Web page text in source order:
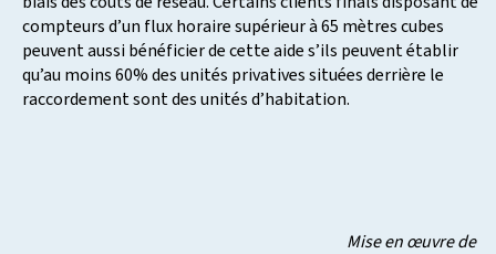
compteurs d’un flux horaire supérieur à 65 mètres cubes
peuvent aussi bénéficier de cette aide s’ils peuvent établir
qu’au moins 60% des unités privatives situées derrière le
raccordement sont des unités d’habitation.
Mise en œuvre de